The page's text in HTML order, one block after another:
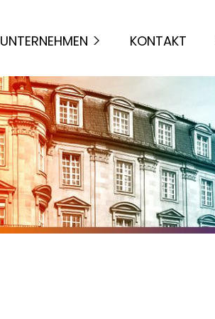
UNTERNEHMEN KONTAKT